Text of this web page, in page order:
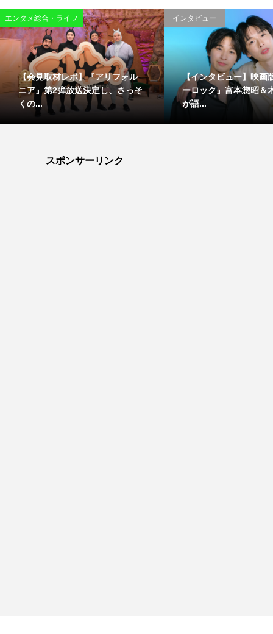
エンタメ総合・ライフ
【会見取材レポ】『アリフォル
ニア』第2弾放送決定し、さっそ
くの...
インタビュー
【インタビュー】映画
ーロック』富本惣昭＆
が語...
スポンサーリンク